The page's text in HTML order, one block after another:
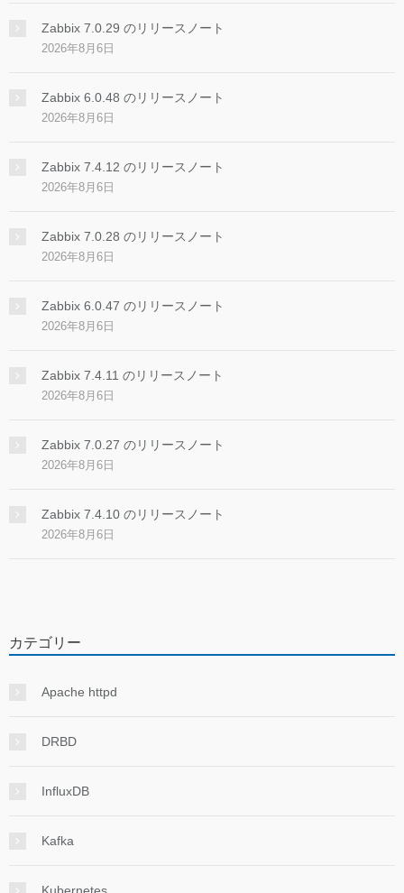
Zabbix 7.0.29 のリリースノート
2026年8月6日
Zabbix 6.0.48 のリリースノート
2026年8月6日
Zabbix 7.4.12 のリリースノート
2026年8月6日
Zabbix 7.0.28 のリリースノート
2026年8月6日
Zabbix 6.0.47 のリリースノート
2026年8月6日
Zabbix 7.4.11 のリリースノート
2026年8月6日
Zabbix 7.0.27 のリリースノート
2026年8月6日
Zabbix 7.4.10 のリリースノート
2026年8月6日
カテゴリー
Apache httpd
DRBD
InfluxDB
Kafka